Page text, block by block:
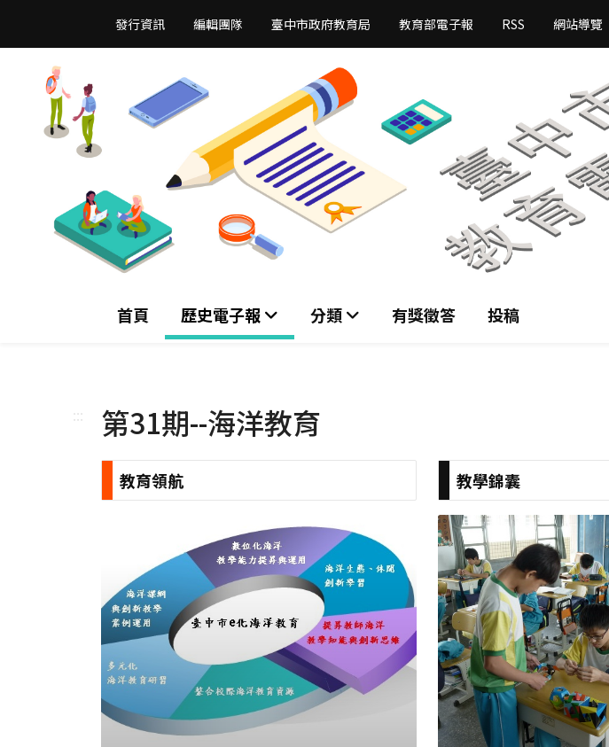
主
發行資訊 編輯團隊 臺中市政府教育局 教育部電子報 RSS 網站導覽
首頁 歷史電子報 分類 有獎徵答 投稿
::: 第31期--海洋教育
教育領航 教學錦囊